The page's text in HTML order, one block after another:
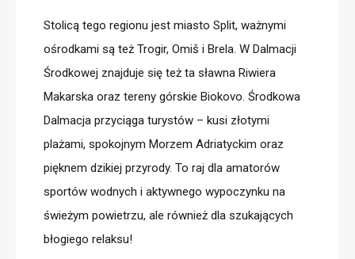
Stolicą tego regionu jest miasto Split, ważnymi
ośrodkami są też Trogir, Omiš i Brela. W Dalmacji
Środkowej znajduje się też ta sławna Riwiera
Makarska oraz tereny górskie Biokovo. Środkowa
Dalmacja przyciąga turystów – kusi złotymi
plażami, spokojnym Morzem Adriatyckim oraz
pięknem dzikiej przyrody. To raj dla amatorów
sportów wodnych i aktywnego wypoczynku na
świeżym powietrzu, ale również dla szukających
błogiego relaksu!